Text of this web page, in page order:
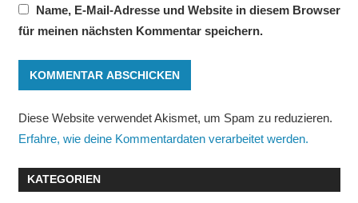
Name, E-Mail-Adresse und Website in diesem Browser
für meinen nächsten Kommentar speichern.
Diese Website verwendet Akismet, um Spam zu reduzieren.
Erfahre, wie deine Kommentardaten verarbeitet werden.
KATEGORIEN